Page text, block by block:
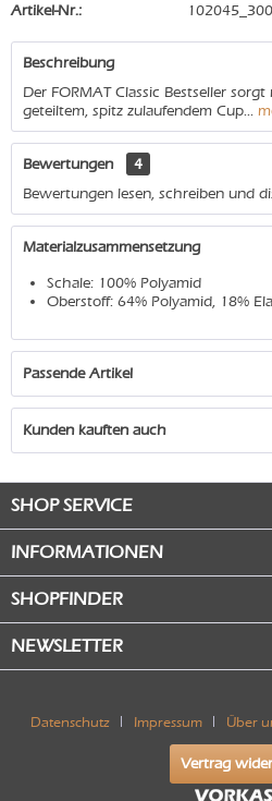
Artikel-Nr.:
Beschreibung
Der FORMAT Classic Bestseller
geteiltem, spitz zulaufendem Cup...
Bewertungen
4
Bewertungen lesen, schreiben und
Materialzusammensetzung
Schale: 100% Polyamid
Oberstoff: 64% Polyamid, 18%
Passende Artikel
Kunden kauften auch
SHOP SERVICE
INFORMATIONEN
SHOPFINDER
NEWSLETTER
Datenschutz Impressum Über
Vertrag